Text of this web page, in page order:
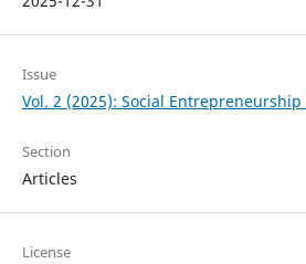
Issue
Vol. 2 (2025): Social Entrepreneurship
Section
Articles
License